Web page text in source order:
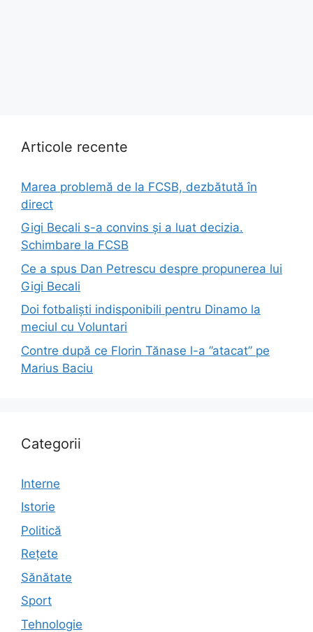
Articole recente
Marea problemă de la FCSB, dezbătută în
direct
Gigi Becali s-a convins și a luat decizia.
Schimbare la FCSB
Ce a spus Dan Petrescu despre propunerea lui
Gigi Becali
Doi fotbaliști indisponibili pentru Dinamo la
meciul cu Voluntari
Contre după ce Florin Tănase l-a ”atacat” pe
Marius Baciu
Categorii
Interne
Istorie
Politică
Rețete
Sănătate
Sport
Tehnologie